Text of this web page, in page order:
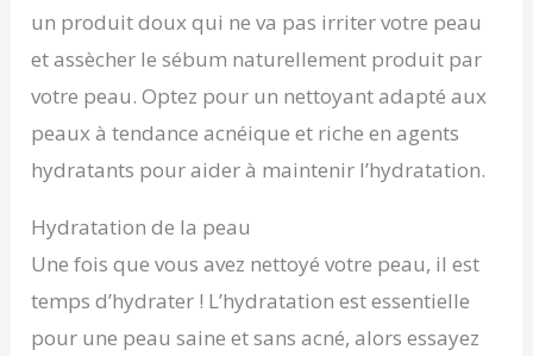
un produit doux qui ne va pas irriter votre peau
et assècher le sébum naturellement produit par
votre peau. Optez pour un nettoyant adapté aux
peaux à tendance acnéique et riche en agents
hydratants pour aider à maintenir l’hydratation.
Hydratation de la peau
Une fois que vous avez nettoyé votre peau, il est
temps d’hydrater ! L’hydratation est essentielle
pour une peau saine et sans acné, alors essayez